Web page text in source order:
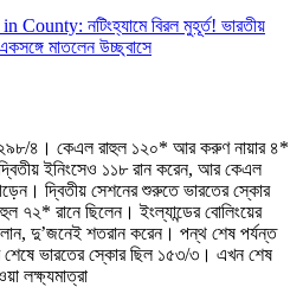
নটিংহ্যামে বিরল মুহূর্ত! ভারতীয়
মাতলেন উচ্ছ্বাসে
২৯৮/৪। কেএল রাহুল ১২০* আর করুণ নায়ার ৪*
ইনিংসেও ১১৮ রান করেন, আর কেএল
গড়েন। দ্বিতীয় সেশনের শুরুতে ভারতের স্কোর
রানে ছিলেন। ইংল্যান্ডের বোলিংয়ের
দু’জনেই শতরান করেন। পন্থ শেষ পর্যন্ত
ভারতের স্কোর ছিল ১৫৩/৩। এখন শেষ
লক্ষ্যমাত্রা